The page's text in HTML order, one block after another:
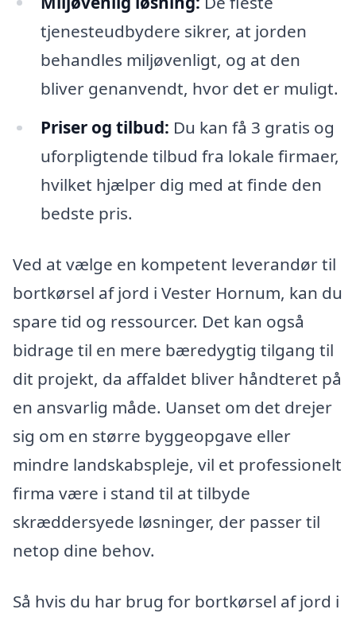
tjenesteudbydere sikrer, at jorden
behandles miljøvenligt, og at den
bliver genanvendt, hvor det er muligt.
Priser og tilbud: Du kan få 3 gratis og
uforpligtende tilbud fra lokale firmaer,
hvilket hjælper dig med at finde den
bedste pris.
Ved at vælge en kompetent leverandør til
bortkørsel af jord i Vester Hornum, kan du
spare tid og ressourcer. Det kan også
bidrage til en mere bæredygtig tilgang til
dit projekt, da affaldet bliver håndteret på
en ansvarlig måde. Uanset om det drejer
sig om en større byggeopgave eller
mindre landskabspleje, vil et professionelt
firma være i stand til at tilbyde
skræddersyede løsninger, der passer til
netop dine behov.
Så hvis du har brug for bortkørsel af jord i